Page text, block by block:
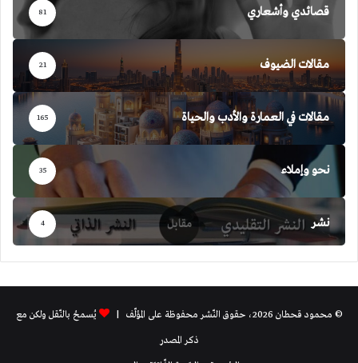
قصائدي وأشعاري 81
مقالات الضيوف 21
مقالات في العمارة والأدب والحياة 165
نحو وإملاء 35
نشر 4
© محمود قحطان 2026، حقوق النّشر محفوظة على المؤلّف |
يُسمحُ بالنّقل ولكن مع
ذكر المصدر